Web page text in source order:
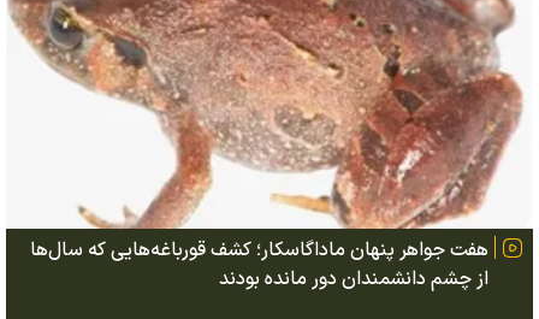
هفت جواهر پنهان ماداگاسکار؛ کشف قورباغه‌هایی که سال‌ها
از چشم دانشمندان دور مانده بودند